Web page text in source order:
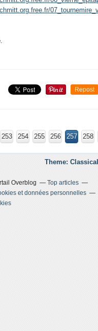
Repost
253 254 255 256 257 258
Theme:
Overblog
Top articles
et données personnelles